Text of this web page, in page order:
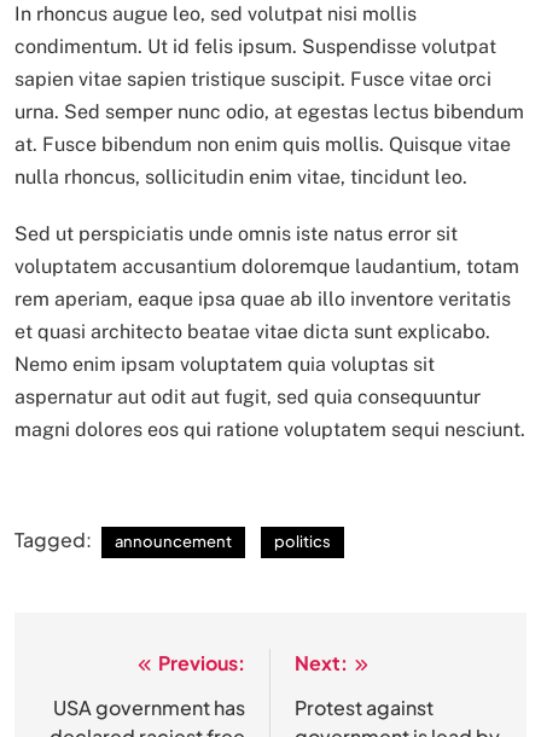
In rhoncus augue leo, sed volutpat nisi mollis
condimentum. Ut id felis ipsum. Suspendisse volutpat
sapien vitae sapien tristique suscipit. Fusce vitae orci
urna. Sed semper nunc odio, at egestas lectus bibendum
at. Fusce bibendum non enim quis mollis. Quisque vitae
nulla rhoncus, sollicitudin enim vitae, tincidunt leo.
Sed ut perspiciatis unde omnis iste natus error sit
voluptatem accusantium doloremque laudantium, totam
rem aperiam, eaque ipsa quae ab illo inventore veritatis
et quasi architecto beatae vitae dicta sunt explicabo.
Nemo enim ipsam voluptatem quia voluptas sit
aspernatur aut odit aut fugit, sed quia consequuntur
magni dolores eos qui ratione voluptatem sequi nesciunt.
Tagged: announcement politics
navigation
Previous:
USA government has
Next:
Protest against